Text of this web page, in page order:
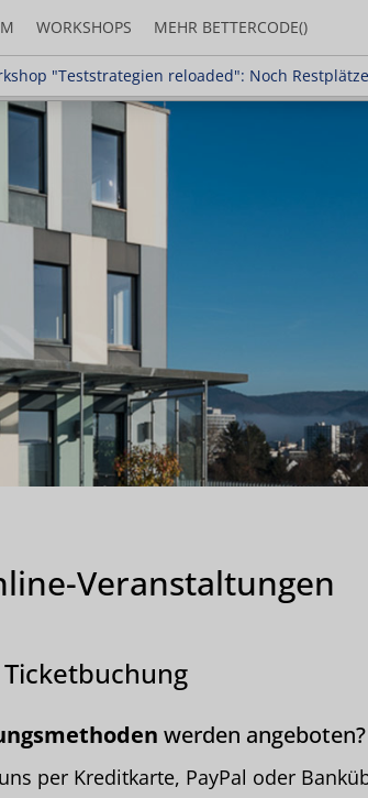
WORKSHOPS MEHR BETTERCODE()
"Teststrategien reloaded": Noch
"Teststrategien reloaded": Noch
Veranstaltungen
werden angeboten?
per Kreditkarte, PayPal oder